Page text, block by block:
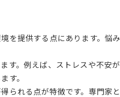
を提供する点にあります。悩
す。例えば、ストレスや不安
す。
れる点が特徴です。専門家